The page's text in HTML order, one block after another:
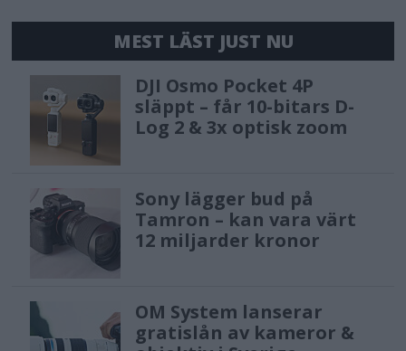
MEST LÄST JUST NU
DJI Osmo Pocket 4P
släppt – får 10-bitars D-
Log 2 & 3x optisk zoom
Sony lägger bud på
Tamron – kan vara värt
12 miljarder kronor
OM System lanserar
gratislån av kameror &